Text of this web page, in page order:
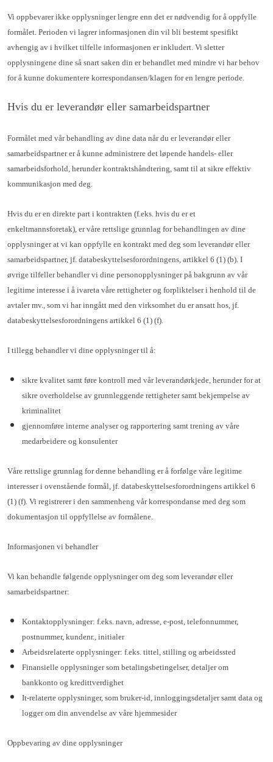
Vi oppbevarer ikke opplysninger lengre enn det er nødvendig for å oppfylle
formålet. Perioden vi lagrer informasjonen din vil bli bestemt spesifikt
avhengig av i hvilket tilfelle informasjonen er inkludert. Vi sletter
opplysningene dine så snart saken din er behandlet med mindre vi har behov
for å kunne dokumentere korrespondansen/klagen for en lengre periode.
Hvis du er leverandør eller samarbeidspartner
Formålet med vår behandling av dine data når du er leverandør eller
samarbeidspartner er å kunne administrere det løpende handels- eller
samarbeidsforhold, herunder kontraktshåndtering, samt til at sikre effektiv
kommunikasjon med deg.
Hvis du er en direkte part i kontrakten (f.eks. hvis du er et
enkeltmannsforetak), er våre rettslige grunnlag for behandlingen av dine
opplysninger at vi kan oppfylle en kontrakt med deg som leverandør eller
samarbeidspartner, jf. databeskyttelsesforordningens, artikkel 6 (1) (b). I
øvrige tilfeller behandler vi dine personopplysninger på bakgrunn av vår
legitime interesse i å ivareta våre rettigheter og forpliktelser i henhold til de
avtaler mv., som vi har inngått med den virksomhet du er ansatt hos, jf.
databeskyttelsesforordningens artikkel 6 (1) (f).
I tillegg behandler vi dine opplysninger til å:
sikre kvalitet samt føre kontroll med vår leverandørkjede, herunder for at
sikre overholdelse av grunnleggende rettigheter samt bekjempelse av
kriminalitet
gjennomføre interne analyser og rapportering samt trening av våre
medarbeidere og konsulenter
Våre rettslige grunnlag for denne behandling er å forfølge våre legitime
interesser i ovenstående formål, jf. databeskyttelsesforordningens artikkel 6
(1) (f). Vi registrerer i den sammenheng vår korrespondanse med deg som
dokumentasjon til oppfyllelse av formålene.
Informasjonen vi behandler
Vi kan behandle følgende opplysninger om deg som leverandør eller
samarbeidspartner:
Kontaktopplysninger: f.eks. navn, adresse, e-post, telefonnummer,
postnummer, kundenr., initialer
Arbeidsrelaterte opplysninger: f.eks. tittel, stilling og arbeidssted
Finansielle opplysninger som betalingsbetingelser, detaljer om
bankkonto og kredittverdighet
It-relaterte opplysninger, som bruker-id, innloggingsdetaljer samt data og
logger om din anvendelse av våre hjemmesider
Oppbevaring av dine opplysninger